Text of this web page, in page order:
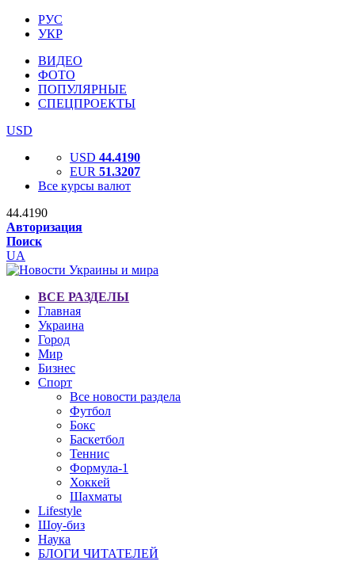
РУС
УКР
ВИДЕО
ФОТО
ПОПУЛЯРНЫЕ
СПЕЦПРОЕКТЫ
USD
USD 44.4190
EUR 51.3207
Все курсы валют
44.4190
Авторизация
Поиск
UA
ВСЕ РАЗДЕЛЫ
Главная
Украина
Город
Мир
Бизнес
Спорт
Все новости раздела
Футбол
Бокс
Баскетбол
Теннис
Формула-1
Хоккей
Шахматы
Lifestyle
Шоу-биз
Наука
БЛОГИ ЧИТАТЕЛЕЙ